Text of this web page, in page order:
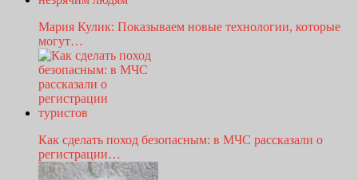
Мария Кулик: Показываем новые технологии, которые
могут…
Как сделать поход безопасным: в МЧС рассказали о
регистрации…